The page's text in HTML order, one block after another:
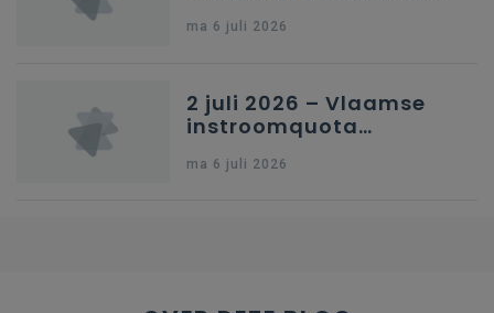
kleuteronderwijs
ma 6 juli 2026
2 juli 2026 – Vlaamse
instroomquota
federale RIZIV-
ma 6 juli 2026